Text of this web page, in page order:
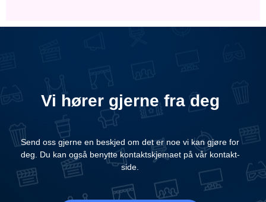
Vi hører gjerne fra deg
Send oss gjerne en beskjed om det er noe vi kan gjøre for
deg. Du kan også benytte kontaktskjemaet på vår kontakt-
side.